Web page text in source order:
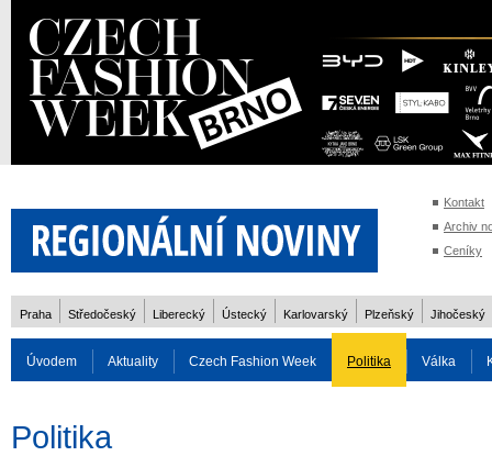
Kontakt
Archiv
Ceníky
Praha Středočeský Liberecký Ústecký Karlovarský Plzeňský Jihočeský
Úvodem Aktuality Czech Fashion Week Politika Válka
Politika